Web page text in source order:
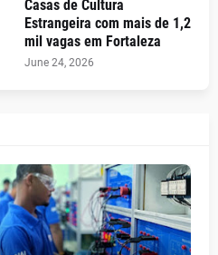
Casas de Cultura
Estrangeira com mais de 1,2
mil vagas em Fortaleza
June 24, 2026